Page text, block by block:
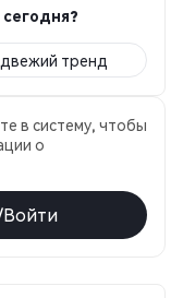
сегодня?
тренд
в систему, чтобы
о
Войти